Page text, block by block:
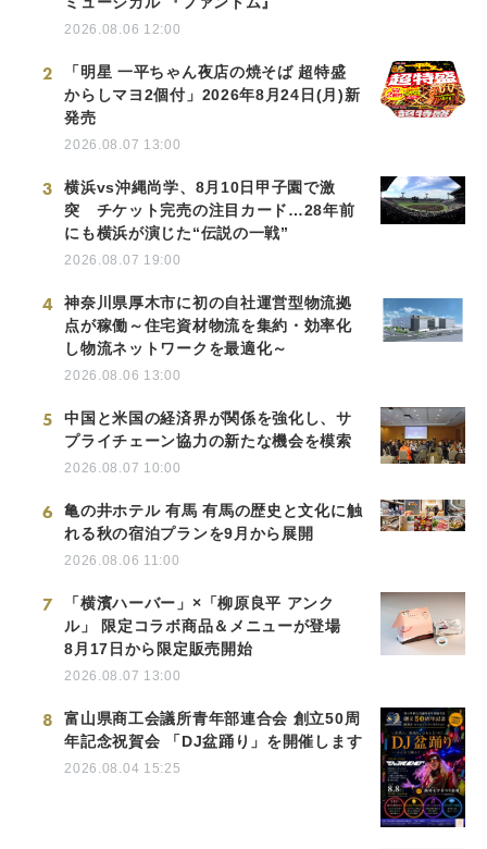
2026.08.06 12:00
2
「明星 一平ちゃん夜店の焼そば 超特盛
からしマヨ2個付」2026年8月24日(月)新
発売
2026.08.07 13:00
3
横浜vs沖縄尚学、8月10日甲子園で激
突 チケット完売の注目カード…28年前
にも横浜が演じた“伝説の一戦”
2026.08.07 19:00
4
神奈川県厚木市に初の自社運営型物流拠
点が稼働～住宅資材物流を集約・効率化
し物流ネットワークを最適化～
2026.08.06 13:00
5
中国と米国の経済界が関係を強化し、サ
プライチェーン協力の新たな機会を模索
2026.08.07 10:00
6
亀の井ホテル 有馬 有馬の歴史と文化に触
れる秋の宿泊プランを9月から展開
2026.08.06 11:00
7
「横濱ハーバー」×「柳原良平 アンク
ル」 限定コラボ商品＆メニューが登場
8月17日から限定販売開始
2026.08.07 13:00
8
富山県商工会議所青年部連合会 創立50周
年記念祝賀会 「DJ盆踊り」を開催します
2026.08.04 15:25